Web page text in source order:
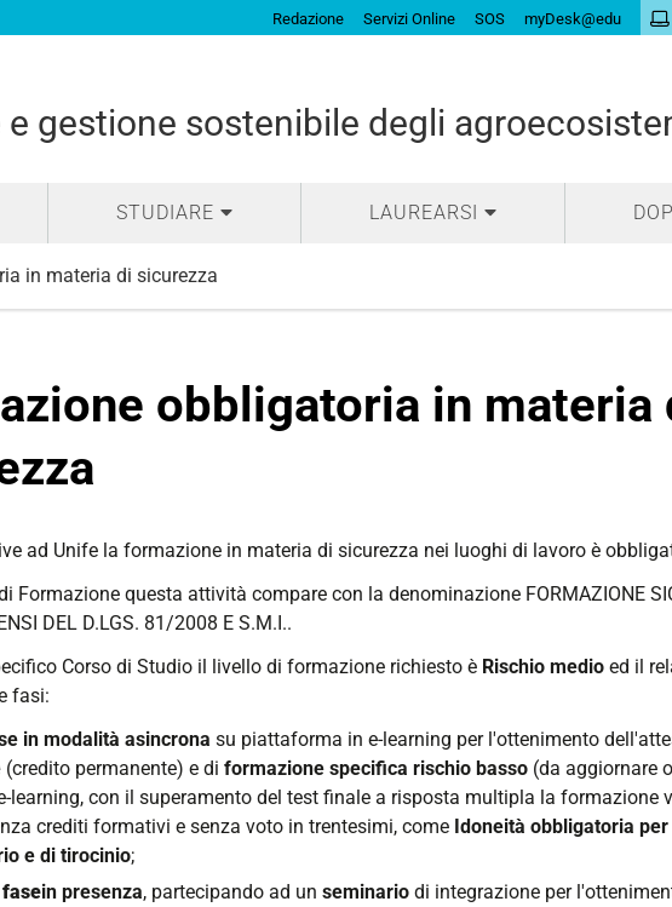
Redazione Servizi Online SOS myDesk@edu
gestione sostenibile degli
STUDIARE LAUREARSI
in materia di sicurezza
obbligatoria in materia
ad Unife la formazione in materia di sicurezza nei luoghi di lavoro è
Formazione questa attività compare con la denominazione FORMAZIONE
DEL D.LGS. 81/2008 E S.M.I..
Corso di Studio il livello di formazione richiesto è Rischio medio ed il
fasi:
in modalità asincrona su piattaforma in e-learning per l'ottenimento
(credito permanente) e di formazione specifica rischio basso (da aggiornare
learning, con il superamento del test finale a risposta multipla la formazione
crediti formativi e senza voto in trentesimi, come Idoneità obbligatoria
e di tirocinio;
in presenza, partecipando ad un seminario di integrazione per